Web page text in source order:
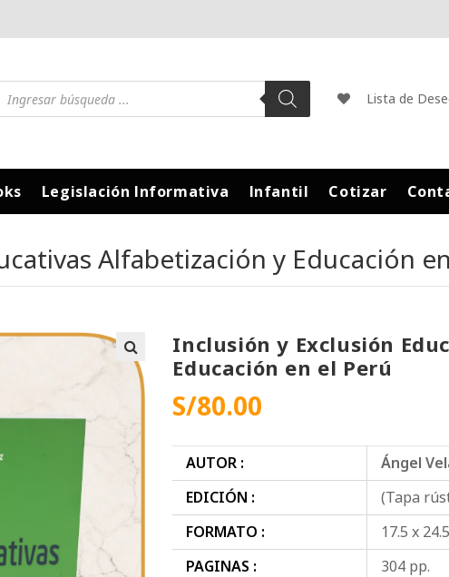
Lista de
Legislación Informativa Infantil Cotizar
Alfabetización y Educación
Inclusión y Exclusión
Educación en el Perú
S/80.00
AUTOR :
Ángel
EDICIÓN :
(Tapa
FORMATO :
17.5 x 24.5
PAGINAS :
304 pp.